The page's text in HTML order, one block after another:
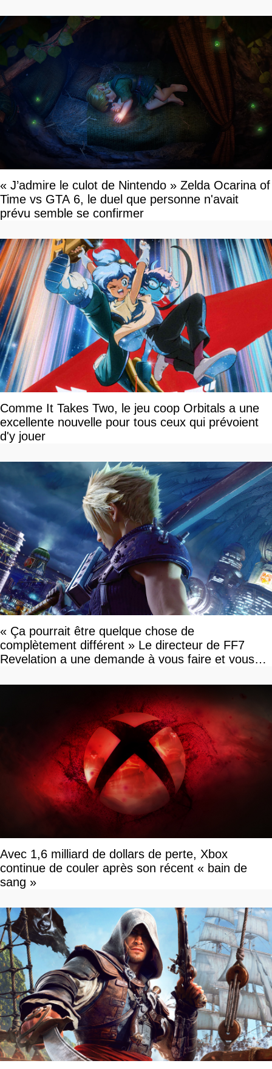
« J’admire le culot de Nintendo » Zelda Ocarina of
Time vs GTA 6, le duel que personne n'avait
prévu semble se confirmer
Comme It Takes Two, le jeu coop Orbitals a une
excellente nouvelle pour tous ceux qui prévoient
d'y jouer
« Ça pourrait être quelque chose de
complètement différent » Le directeur de FF7
Revelation a une demande à vous faire et vous
Avec 1,6 milliard de dollars de perte, Xbox
continue de couler après son récent « bain de
sang »